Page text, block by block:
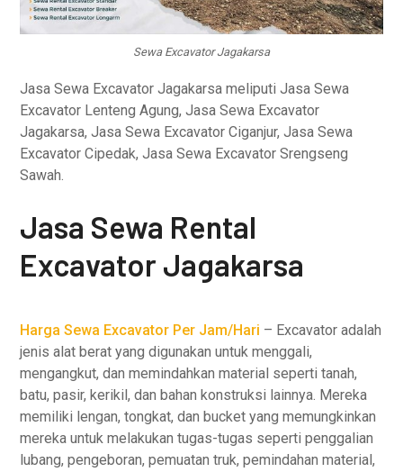
Sewa Excavator Jagakarsa
Jasa Sewa Excavator Jagakarsa meliputi Jasa Sewa
Excavator Lenteng Agung, Jasa Sewa Excavator
Jagakarsa, Jasa Sewa Excavator Ciganjur, Jasa Sewa
Excavator Cipedak, Jasa Sewa Excavator Srengseng
Sawah.
Jasa Sewa Rental
Excavator Jagakarsa
Harga Sewa Excavator Per Jam/Hari – Excavator adalah
jenis alat berat yang digunakan untuk menggali,
mengangkut, dan memindahkan material seperti tanah,
batu, pasir, kerikil, dan bahan konstruksi lainnya. Mereka
memiliki lengan, tongkat, dan bucket yang memungkinkan
mereka untuk melakukan tugas-tugas seperti penggalian
lubang, pengeboran, pemuatan truk, pemindahan material,